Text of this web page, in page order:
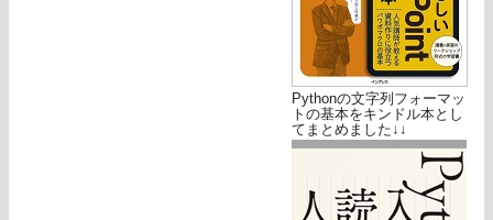
Pythonの文字列フォーマッ
トの基本をキンドル本とし
てまとめました↓↓